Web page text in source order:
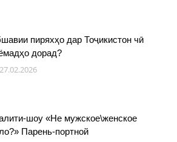
пиряхҳо дар Тоҷикистон чӣ
дорад?
27.02.2026
шоу «Не мужское\женское
Парень-портной